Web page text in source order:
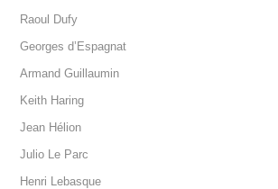
Raoul Dufy
Georges d’Espagnat
Armand Guillaumin
Keith Haring
Jean Hélion
Julio Le Parc
Henri Lebasque